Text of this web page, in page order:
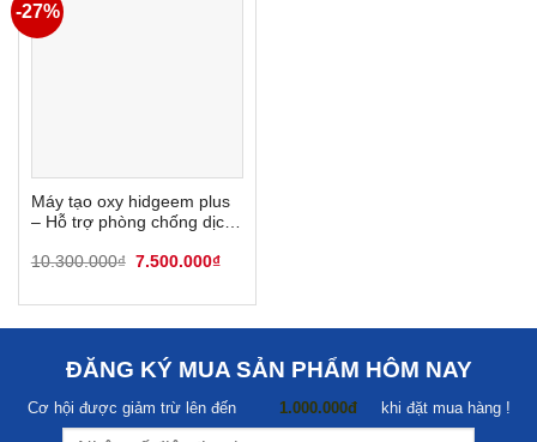
-27%
Máy tạo oxy hidgeem plus
– Hỗ trợ phòng chống dịch
10.300.000₫ Giá
10.300.000₫.
7.500.000₫Giá
là:
ĐĂNG KÝ MUA SẢN PHẨM HÔM NAY
Cơ hội được giảm trừ lên đến 1.000.000đ khi đặt mua hàng !